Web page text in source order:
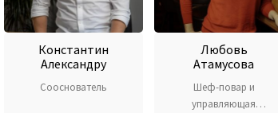
Константин
Александру
Сооснователь
Любовь
Атамусова
Шеф-повар и
управляющая